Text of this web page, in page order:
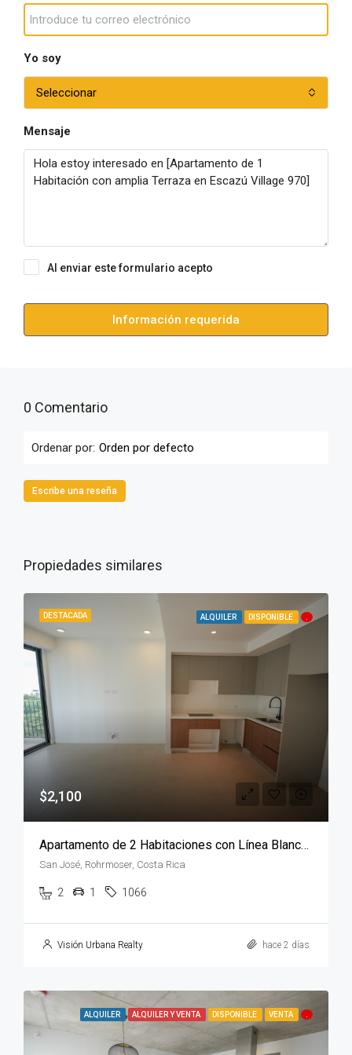
Yo soy
Seleccionar
Mensaje
Al enviar este formulario acepto
Información requerida
0 Comentario
Ordenar por: Orden por defecto
Escribe una reseña
Propiedades similares
DESTACADA ALQUILER DISPONIBLE
$2,100
Apartamento de 2 Habitaciones con Línea Blanca en Parkwood
San José, Rohrmoser, Costa Rica
2 1 1066
Visión Urbana Realty hace 2 días
ALQUILER ALQUILER Y VENTA DISPONIBLE VENTA .